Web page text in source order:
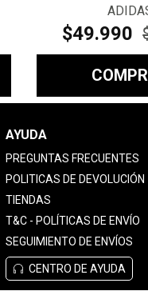
$49.990
AYUDA
PREGUNTAS FRECUENTES
POLITICAS DE DEVOLUCIÓN
TIENDAS
T&C - POLÍTICAS DE ENVÍO
SEGUIMIENTO DE ENVÍOS
CENTRO DE AYUDA